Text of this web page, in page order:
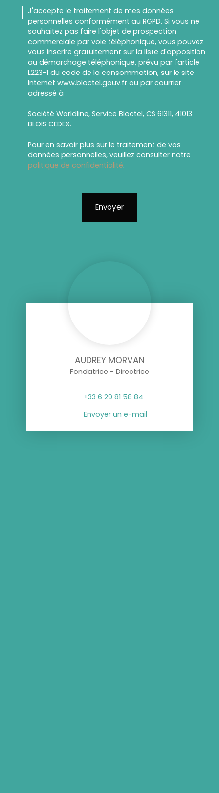
J'accepte le traitement de mes données
personnelles conformément au RGPD. Si vous ne
souhaitez pas faire l'objet de prospection
commerciale par voie téléphonique, vous pouvez
vous inscrire gratuitement sur la liste d'opposition
au démarchage téléphonique, prévu par l'article
L223-1 du code de la consommation, sur le site
Internet www.bloctel.gouv.fr ou par courrier
adressé à :
Société Worldline, Service Bloctel, CS 61311, 41013
BLOIS CEDEX.
Pour en savoir plus sur le traitement de vos
données personnelles, veuillez consulter notre
politique de confidentialité.
Envoyer
AUDREY MORVAN
Fondatrice - Directrice
+33 6 29 81 58 84
Envoyer un e-mail